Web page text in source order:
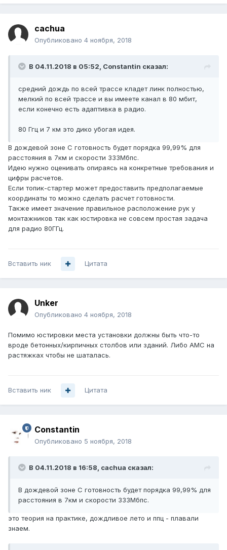
cachua
Опубликовано 4 ноября, 2018
В 04.11.2018 в 05:52, Constantin сказал:
средний дождь по всей трассе кладет линк полностью,
мелкий по всей трассе и вы имеете канал в 80 мбит,
если конечно есть адаптивка в радио.
80 Ггц и 7 км это дико убогая идея.
В дождевой зоне C готовность будет порядка 99,99% для
расстояния в 7км и скорости 333Мбпс.
Идею нужно оценивать опираясь на конкретные требования и
цифры расчетов.
Если топик-стартер может предоставить предполагаемые
координаты то можно сделать расчет готовности.
Также имеет значение правильное расположение рук у
монтажников так как юстировка не совсем простая задача
для радио 80ГГц.
Вставить ник Цитата
Unker
Опубликовано 4 ноября, 2018
Помимо юстировки места установки должны быть что-то
вроде бетонных/кирпичных столбов или зданий. Либо АМС на
растяжках чтобы не шаталась.
Вставить ник Цитата
Constantin
Опубликовано 5 ноября, 2018
В 04.11.2018 в 16:58, cachua сказал:
В дождевой зоне C готовность будет порядка 99,99% для
расстояния в 7км и скорости 333Мбпс.
это теория на практике, дождливое лето и ппц - плавали
знаем.